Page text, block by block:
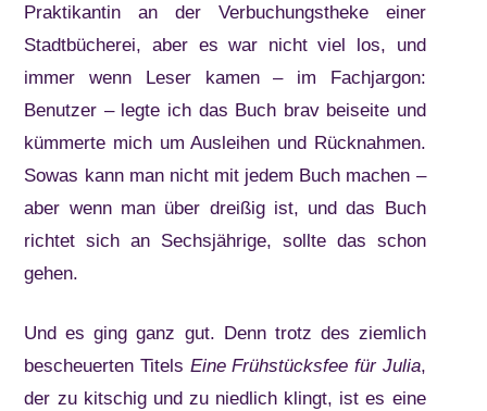
Praktikantin an der Verbuchungstheke einer
Stadtbücherei, aber es war nicht viel los, und
immer wenn Leser kamen – im Fachjargon:
Benutzer – legte ich das Buch brav beiseite und
kümmerte mich um Ausleihen und Rücknahmen.
Sowas kann man nicht mit jedem Buch machen –
aber wenn man über dreißig ist, und das Buch
richtet sich an Sechsjährige, sollte das schon
gehen.
Und es ging ganz gut. Denn trotz des ziemlich
bescheuerten Titels Eine Frühstücksfee für Julia,
der zu kitschig und zu niedlich klingt, ist es eine